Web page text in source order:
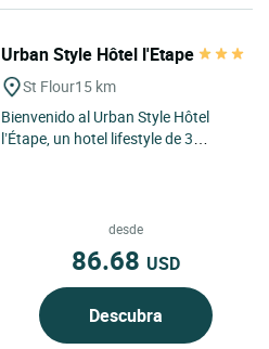
Urban Style Hôtel l'Etape
St Flour15 km
Bienvenido al Urban Style Hôtel
l’Étape, un hotel lifestyle de 3
desde
86.68 USD
Descubra